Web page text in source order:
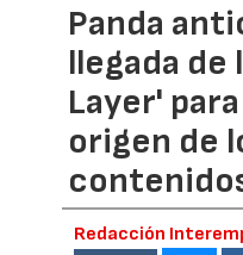
Panda
llegada de
Layer'
origen de
Redacción